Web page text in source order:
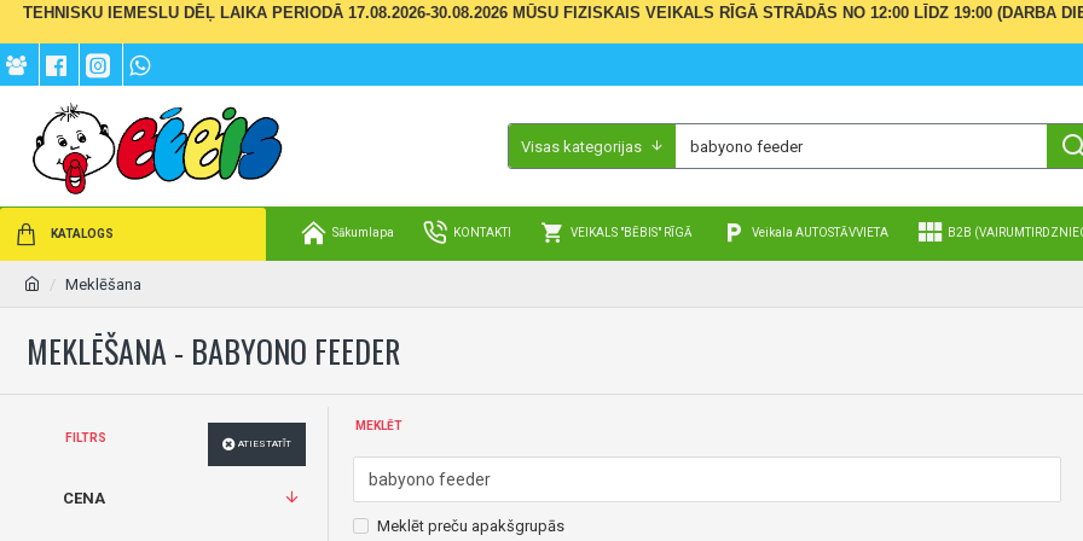
TEHNISKU IEMESLU DĒĻ LAIKA PERIODĀ 17.08.2026-30.08.2026 MŪSU FIZISKAIS VEIKALS RĪGĀ STRĀDĀS NO 12:00 LĪDZ 19:00 (DARBA
Visas kategorijas
KATALOGS Sākumlapa KONTAKTI VEIKALS "BĒBIS" RĪGĀ Veikala AUTOSTĀVVIETA B2B
Meklēšana
MEKLĒŠANA - BABYONO FEEDER
FILTRS ATIESTATĪT
CENA
MEKLĒT
Meklēt preču apakšgrupās